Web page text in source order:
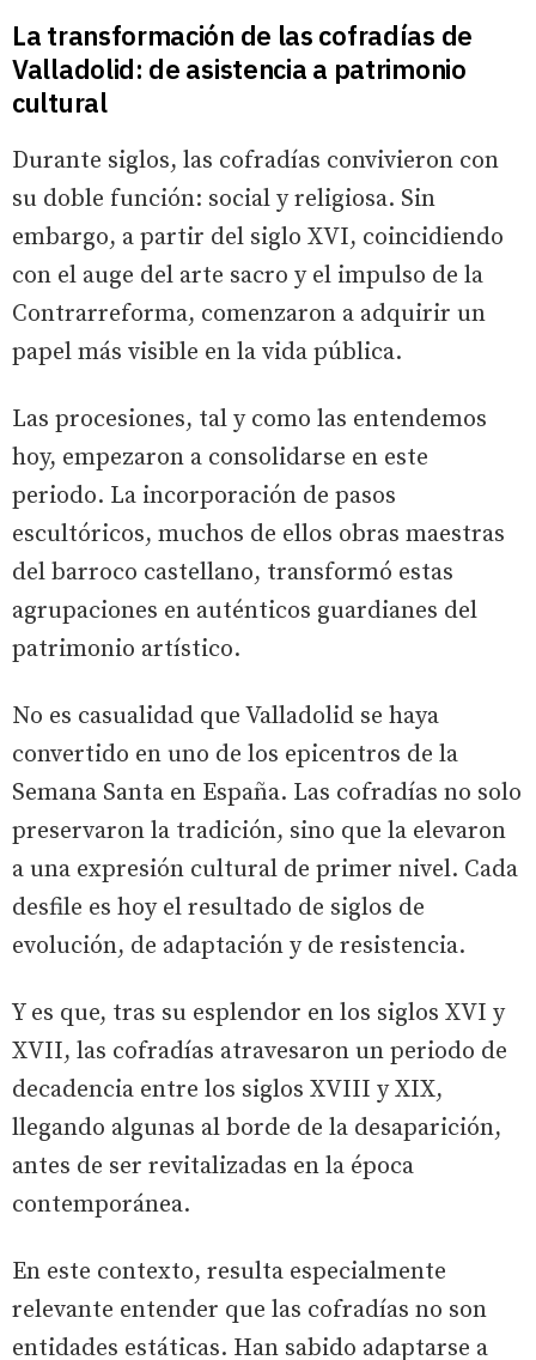
La transformación de las cofradías de
Valladolid: de asistencia a patrimonio
cultural
Durante siglos, las cofradías convivieron con
su doble función: social y religiosa. Sin
embargo, a partir del siglo XVI, coincidiendo
con el auge del arte sacro y el impulso de la
Contrarreforma, comenzaron a adquirir un
papel más visible en la vida pública.
Las procesiones, tal y como las entendemos
hoy, empezaron a consolidarse en este
periodo. La incorporación de pasos
escultóricos, muchos de ellos obras maestras
del barroco castellano, transformó estas
agrupaciones en auténticos guardianes del
patrimonio artístico.
No es casualidad que Valladolid se haya
convertido en uno de los epicentros de la
Semana Santa en España. Las cofradías no solo
preservaron la tradición, sino que la elevaron
a una expresión cultural de primer nivel. Cada
desfile es hoy el resultado de siglos de
evolución, de adaptación y de resistencia.
Y es que, tras su esplendor en los siglos XVI y
XVII, las cofradías atravesaron un periodo de
decadencia entre los siglos XVIII y XIX,
llegando algunas al borde de la desaparición,
antes de ser revitalizadas en la época
contemporánea.
En este contexto, resulta especialmente
relevante entender que las cofradías no son
entidades estáticas. Han sabido adaptarse a